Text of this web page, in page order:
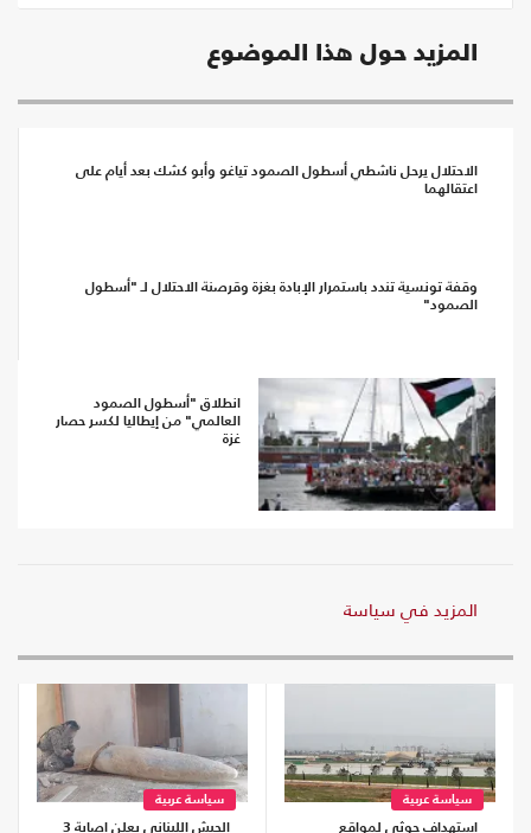
المزيد حول هذا الموضوع
الاحتلال يرحل ناشطي أسطول الصمود تياغو وأبو كشك بعد أيام على
اعتقالهما
وقفة تونسية تندد باستمرار الإبادة بغزة وقرصنة الاحتلال لـ "أسطول
الصمود"
انطلاق "أسطول الصمود
العالمي" من إيطاليا لكسر حصار
غزة
المزيد في سياسة
سياسة عربية
استهداف حوثي لمواقع
سياسة عربية
الجيش اللبناني يعلن إصابة 3